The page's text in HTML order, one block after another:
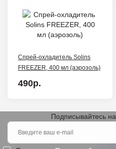
Спрей-охладитель Solins
FREEZER, 400 мл (аэрозоль)
490р.
Подписывайтесь